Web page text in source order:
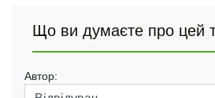
Що ви думаєте про цей
Автор: